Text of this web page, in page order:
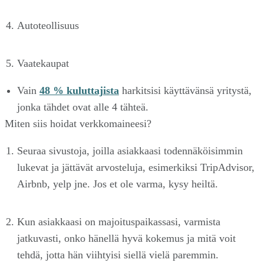
Autoteollisuus
Vaatekaupat
Vain 48 % kuluttajistaharkitsisi käyttävänsä yritystä,
jonka tähdet ovat alle 4 tähteä.
Miten siis hoidat verkkomaineesi?
Seuraa sivustoja, joilla asiakkaasi todennäköisimmin
lukevat ja jättävät arvosteluja, esimerkiksi TripAdvisor,
Airbnb, yelp jne. Jos et ole varma, kysy heiltä.
Kun asiakkaasi on majoituspaikassasi, varmista
jatkuvasti, onko hänellä hyvä kokemus ja mitä voit
tehdä, jotta hän viihtyisi siellä vielä paremmin.